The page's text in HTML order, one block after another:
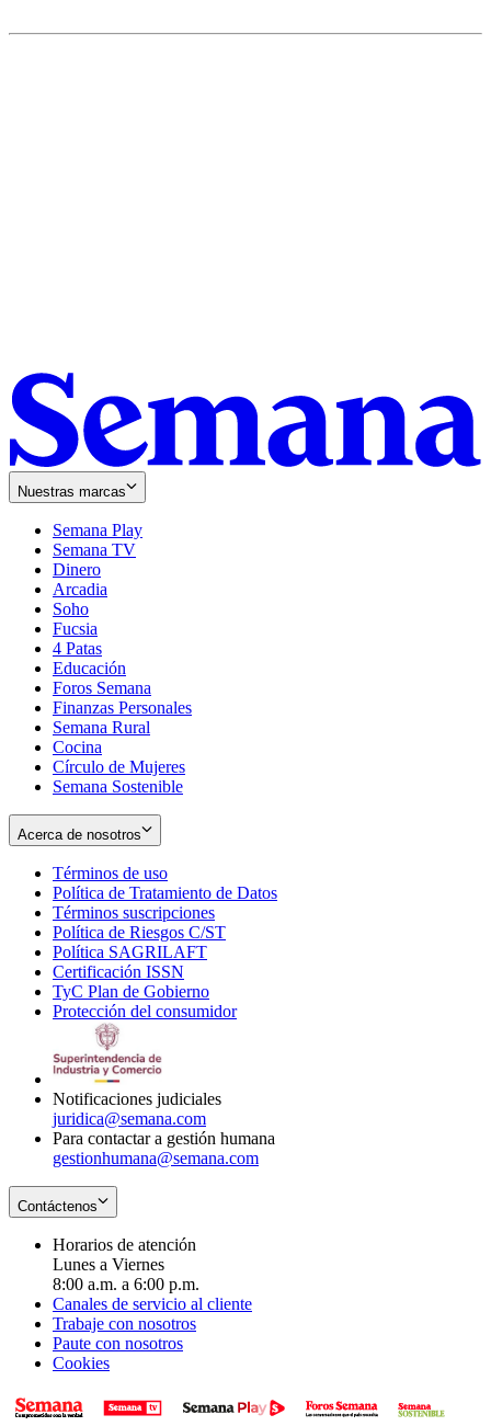
Nuestras marcas
Semana Play
Semana TV
Dinero
Arcadia
Soho
in
new
window
Fucsia
in
new
window
4 Patas
Educación
Foros Semana
Finanzas Personales
Semana Rural
Cocina
Círculo de Mujeres
Semana Sostenible
Acerca de nosotros
Términos de uso
in
new
window
Política de Tratamiento de Datos
Términos suscripciones
in
Política de Riesgos C/ST
Política SAGRILAFT
new
window
Certificación ISSN
in
new
TyC Plan de Gobierno
in
Protección del consumidorOpens
Notificaciones judiciales
juridica@semana.com
Para contactar a gestión humana
gestionhumana@semana.com
Contáctenos
Horarios de atención
Lunes a Viernes
8:00 a.m. a 6:00 p.m.
Canales de servicio al cliente
Trabaje con nosotros
Paute con nosotros
Cookies